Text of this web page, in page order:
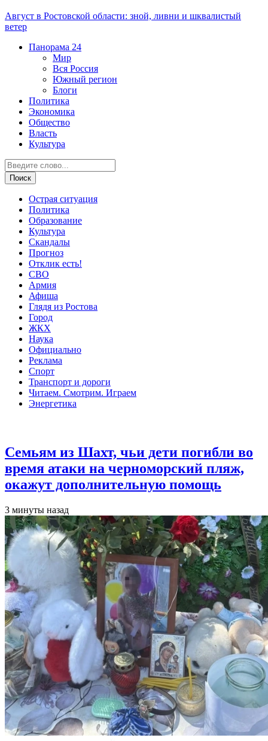
Август в Ростовской области: зной, ливни и шквалистый
ветер
Панорама 24
Мир
Вся Россия
Южный регион
Блоги
Политика
Экономика
Общество
Власть
Культура
Острая ситуация
Политика
Образование
Культура
Скандалы
Прогноз
Отклик есть!
СВО
Армия
Афиша
Глядя из Ростова
Город
ЖКХ
Наука
Официально
Реклама
Спорт
Транспорт и дороги
Читаем. Смотрим. Играем
Энергетика
Семьям из Шахт, чьи дети погибли во
время атаки на черноморский пляж,
окажут дополнительную помощь
3 минуты назад